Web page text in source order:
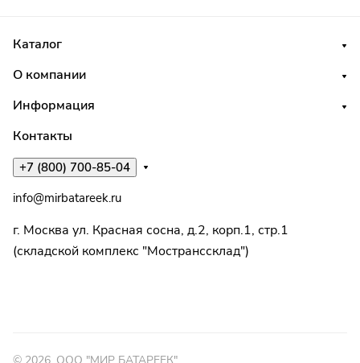
Каталог
О компании
Информация
Контакты
+7 (800) 700-85-04
info@mirbatareek.ru
г. Москва ул. Красная сосна, д.2, корп.1, стр.1
(складской комплекс "Мостранссклад")